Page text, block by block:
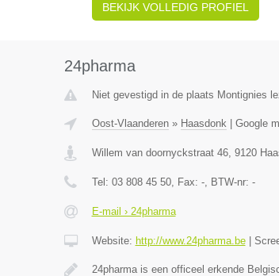
BEKIJK VOLLEDIG PROFIEL
24pharma
Niet gevestigd in de plaats Montignies
Oost-Vlaanderen» Haasdonk| Google
Willem van doornyckstraat 46, 9120
Tel: 03 808 45 50, Fax: -, BTW-nr: -
E-mail › 24pharma
Website: http://www.24pharma.be|
24pharma is een officeel erkende